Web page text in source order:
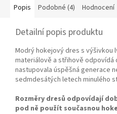
Popis Podobné (4) Hodnocení
Detailní popis produktu
Modrý hokejový dres s výšivkou
materiálově a střihově
nastupovala úspěšná generace
sedmdesátých letech minulého
Rozměry dresů odpovídají
pod ně použít současnou